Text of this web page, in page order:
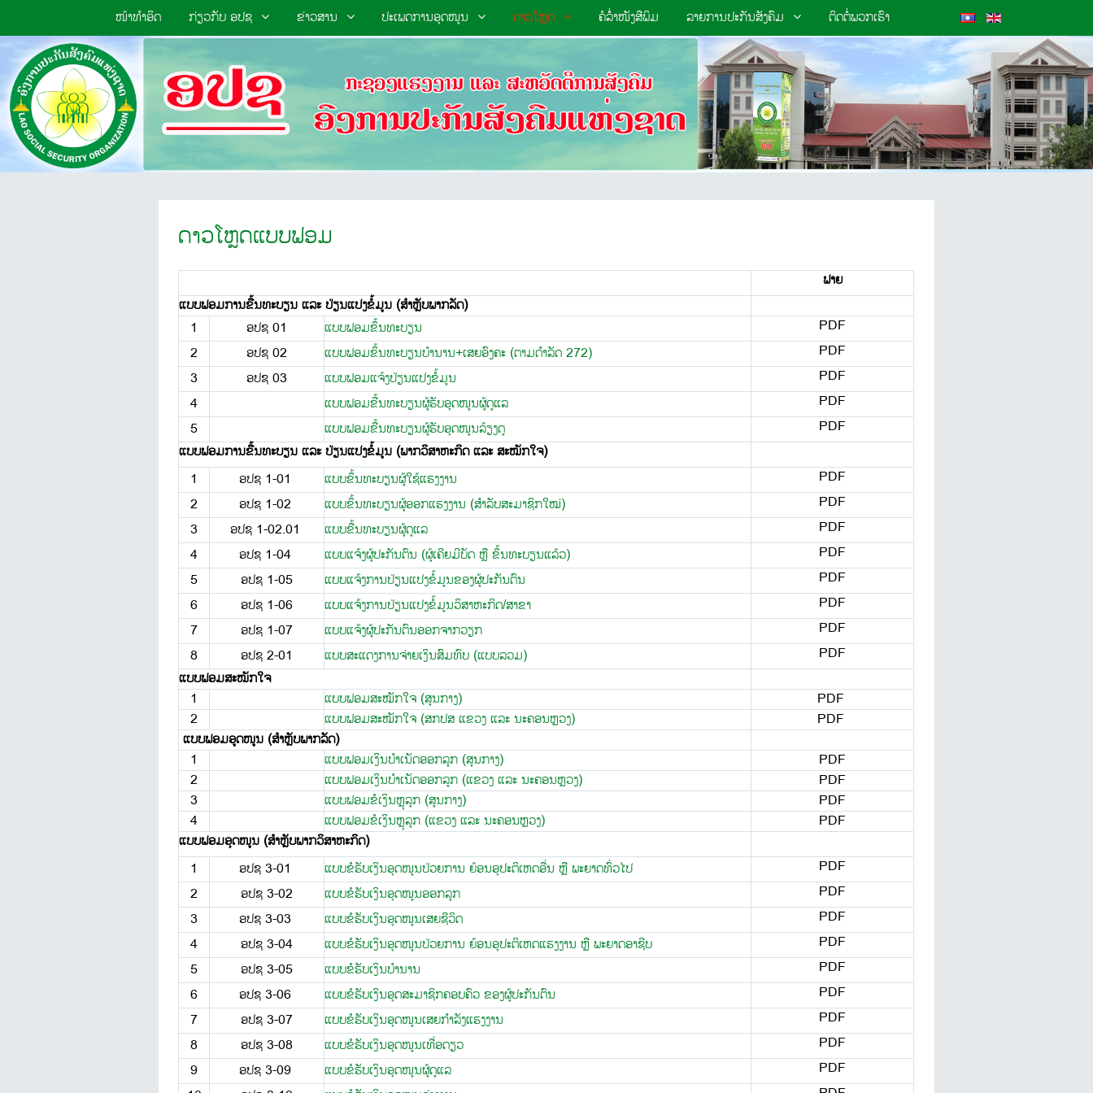
ໜ້າທຳອິດ ກ່ຽວກັບ ອປຊ ຂ່າວສານ ປະເພດການອຸດໜູນ ດາວໂຫຼດ ຄໍລໍໍ່າໜັງສືພິມ ລາຍການປະກັນສັງຄົມ ຕິດຕໍ່ພວກເຮົາ
ດາວໂຫຼດແບບຟອມ
ຟາຍ
ແບບຟອມການຂື້ນທະບຽນ ແລະ ປ່ຽນແປງຂໍ້ມູນ (ສຳຫຼັບພາກລັດ)
1
ອປຊ 01 ແບບຟອມຂຶ້ນທະບຽນ
PDF
2
ອປຊ 02 ແບບຟອມຂຶ້ນທະບຽນບຳນານ+ເສຍອົງຄະ (ຕາມດໍາລັດ 272)
PDF
3
ອປຊ 03 ແບບຟອມແຈ້ງປ່ຽນແປງຂໍ້ມູນ
PDF
4
ແບບຟອມຂື້ນທະບຽນຜູ້ຮັບອຸດໜູນຜູ້ດູແລ
PDF
5
ແບບຟອມຂື້ນທະບຽນຜູ້ຮັບອຸດໜູນລ້ຽງດູ
PDF
ແບບຟອມການຂື້ນທະບຽນ ແລະ ປ່ຽນແປງຂໍ້ມູນ (ພາກວິສາຫະກິດ ແລະ ສະໝັກໃຈ)
1
ອປຊ 1-01 ແບບ​ຂຶ້ນ​ທະບຽນ​ຜູ້​ໃຊ້​ແຮງ​ງານ
PDF
2
ອປຊ 1-02 ແບບ​ຂຶ້ນ​ທະບຽນ​ຜູ້​ອອກແຮງ​ງານ (ສຳລັບ​ສະມາຊິກ​ໃໝ່)
PDF
3
ອປຊ 1-02.01 ແບບຂື້ນທະບຽນຜູ້ດູແລ
PDF
4
ອປຊ 1-04 ແບບ​ແຈ້ງ​ຜູ້​ປະກັນ​ຕົນ​ (​ຜູ້​ເຄີຍ​ມີບັດ ຫຼື ຂຶ້ນ​ທະບຽນ​​ແລ້ວ)
PDF
5
ອປຊ 1-05 ແບບ​ແຈ້ງ​ການ​ປ່ຽນ​ແປງ​ຂໍ້​ມູນ​ຂອງ​ຜູ້​ປະກັນ​ຕົນ
PDF
6
ອປຊ 1-06 ແບບ​ແຈ້ງ​ການ​ປ່ຽນ​ແປງ​ຂໍ້​ມູນ​ວິ​ສາ​ຫະກິດ/ສາຂາ
PDF
7
ອປຊ 1-07 ແບບ​ແຈ້ງ​ຜູ້​ປະກັນ​ຕົນ​ອອກ​ຈາກ​ວຽກ
PDF
8
ອປຊ 2-01 ແບບ​​ສະ​ແດງ​ການ​ຈ່າຍ​ເງິນ​ສົມທົບ (​ແບບ​ລວມ)
PDF
ແບບຟອມສະໝັກໃຈ
1
ແບບຟອມສະໝັກໃຈ (ສູນກາງ)
PDF
2
ແບບຟອມສະໝັກໃຈ (ສກປສ ແຂວງ ແລະ ນະຄອນຫຼວງ)
PDF
ແບບຟອມອູດໜູນ (ສຳຫຼັບພາກລັດ)
1
ແບບຟອມເງິນບຳເນັດອອກລູກ (ສູນກາງ)
PDF
2
ແບບຟອມເງິນບໍາເນັດອອກລູກ (ແຂວງ ແລະ ນະຄອນຫຼວງ)
PDF
3
ແບບຟອມຂໍເງິນຫຼຸລູກ (ສູນກາງ)
PDF
4
ແບບຟອມຂໍເງິນຫຼຸລູກ (ແຂວງ ແລະ ນະຄອນຫຼວງ)
PDF
ແບບ​ຟອມ​ອຸດ​ໜູນ (ສຳຫຼັບພາກວິສາຫະກິດ)
1
ອປຊ 3-01 ແບບ​​ຂໍຮັບ​ເງິນ​ອຸດ​ໜູນ​ປ່ວຍການ ຍ້ອນອຸປະຕິເຫດອື່ນ ຫຼື ພະຍາດທົ່ວໄປ
PDF
2
ອປຊ 3-02 ແບບ​ຂໍຮັບ​ເງິນ​ອຸດ​ໜູນ​ອອກລູກ
PDF
3
ອປຊ 3-03 ແບບ​​ຂໍຮັບ​ເງິນ​ອຸດ​ໜູນ​ເສຍ​ຊີວິດ
PDF
4
ອປຊ 3-04 ແບບ​ຂໍ​ຮັບເງິນ​ອຸດ​ໜູນ​​ປ່ວຍການ ຍ້ອນອຸປະຕິເຫດແຮງງານ ຫຼື ພະຍາດອາຊີບ
PDF
5
ອປຊ 3-05 ແບບ​ຂໍ​ຮັບເງິນ​ບຳນານ
PDF
6
ອປຊ 3-06 ແບບ​ຂໍ​ຮັບເງິນ​ອຸດສະມາຊິກຄອບຄົວ ຂອງຜູ້ປະກັນຕົນ
PDF
7
ອປຊ 3-07 ແບບ​​ຂໍ​ຮັບເງິນ​ອຸດ​ໜູນ​ເສຍ​ກໍາລັງແຮງງານ
PDF
8
ອປຊ 3-08 ແບບ​ຂໍຮັບ​ເງິນ​ອຸດ​ໜູນເທື່ອດຽວ
PDF
9
ອປຊ 3-09 ແບບ​ຂໍຮັບ​ເງິນ​ອຸດ​ໜູນຜູ້ດູແລ
PDF